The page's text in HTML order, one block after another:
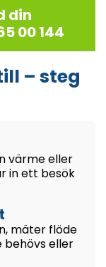
din
00 144
– steg
värme eller
in ett besök
mäter flöde
eller